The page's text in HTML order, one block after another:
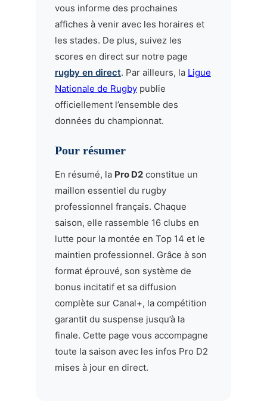
vous informe des prochaines
affiches à venir avec les horaires et
les stades. De plus, suivez les
scores en direct sur notre page
rugby en direct. Par ailleurs, la Ligue
Nationale de Rugbypublie
officiellement l’ensemble des
données du championnat.
Pour résumer
En résumé, la Pro D2constitue un
maillon essentiel du rugby
professionnel français. Chaque
saison, elle rassemble 16 clubs en
lutte pour la montée en Top 14 et le
maintien professionnel. Grâce à son
format éprouvé, son système de
bonus incitatif et sa diffusion
complète sur Canal+, la compétition
garantit du suspense jusqu’à la
finale. Cette page vous accompagne
toute la saison avec les infos Pro D2
mises à jour en direct.